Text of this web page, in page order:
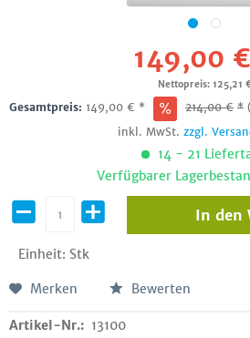
149,00
Nettopreis: 125,21
Gesamtpreis: 149,00 € * 214,00€ *
inkl. MwSt. zzgl.
14 - 21
Verfügbarer
Einheit: Stk
In den
Merken Bewerten
Artikel-Nr.: 13100